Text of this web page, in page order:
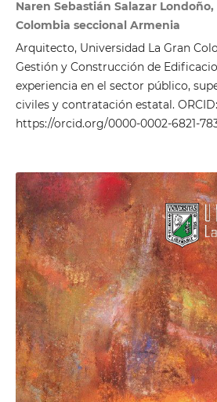
Naren Sebastián Salazar
Colombia seccional Armenia
Arquitecto, Universidad La Gran
Gestión y Construcción de
experiencia en el sector público,
civiles y contratación estatal. ORCID:
https://orcid.org/0000-0002-6821-